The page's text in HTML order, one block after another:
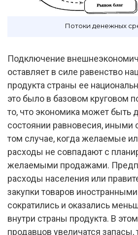
Потоки денежных
Подключение
оставляет в силе равенство
продукта страны ее
это было в базовом круговом
то, что экономика может быть
состоянии равновесия, иными
том случае, когда желаемые
расходы не совпадают с
желаемыми продажами.
расходы населения или
закупки товаров
сократились и оказались
внутри страны продукта. В
продавцов увеличатся запасы,